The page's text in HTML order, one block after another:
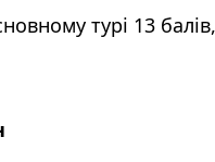
турі 13